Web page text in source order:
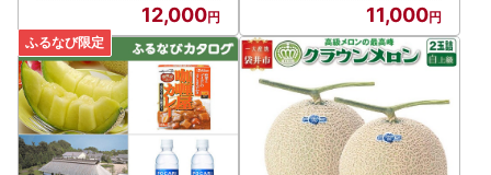
12,000 11,000